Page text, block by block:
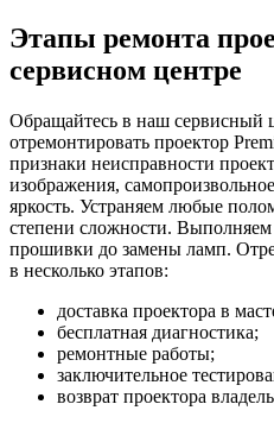
Этапы ремонта
сервисном центре
Обращайтесь в наш сервисный
отремонтировать проектор
признаки неисправности
изображения,
яркость. Устраняем любые
степени сложности.
прошивки до замены ламп.
в несколько этапов:
доставка проектора в
бесплатная диагностика;
ремонтные работы;
заключительное
возврат проектора